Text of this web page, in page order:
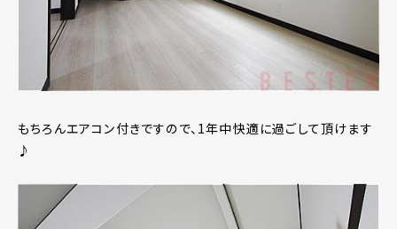
もちろんエアコン付きですので、1年中快適に過ごして頂けます
♪